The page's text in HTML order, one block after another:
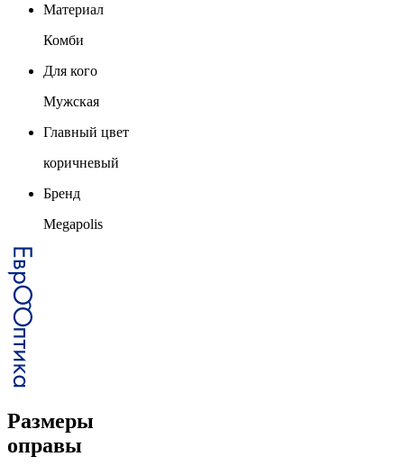
Материал
Комби
Для кого
Мужская
Главный цвет
коричневый
Бренд
Megapolis
Размеры
оправы